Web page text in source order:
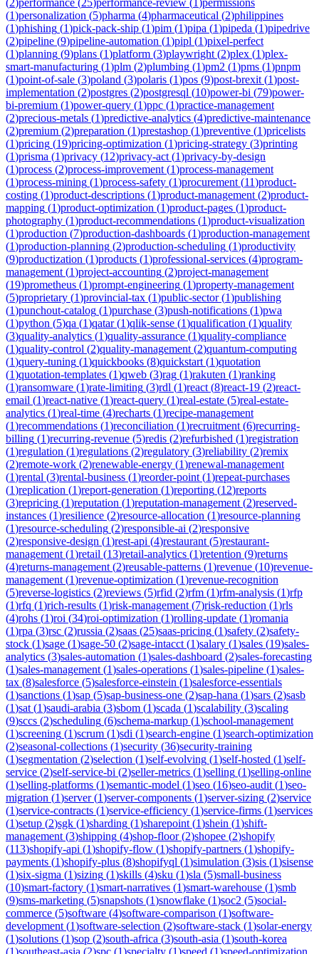
(1)personalization (5)pharma (4)pharmaceutical (2)philippines
(1)phishing (1)pick-pack-ship (1)pim (1)pipa (1)pipeda (1)pipedrive
(2)pipeline (9)pipeline-automation (1)pipl (1)pixel-perfect
(1)planning (9)plans (1)platform (3)playwright (2)plex (1)plex-
smart-manufacturing (1)plm (2)plumbing (1)pm2 (1)pms (1)pnpm
(1)point-of-sale (3)poland (3)polaris (1)pos (9)post-brexit (1)post-
implementation (2)postgres (2)postgresql (10)power-bi (79)power-
bi-premium (1)power-query (1)ppc (1)practice-management
(2)precious-metals (1)predictive-analytics (4)predictive-maintenance
(2)premium (2)preparation (1)prestashop (1)preventive (1)pricelists
(1)pricing (19)pricing-optimization (1)pricing-strategy (3)printing
(1)prisma (1)privacy (12)privacy-act (1)privacy-by-design
(1)process (2)process-improvement (1)process-management
(1)process-mining (1)process-safety (1)procurement (11)product-
costing (1)product-descriptions (1)product-management (2)product-
mapping (1)product-optimization (1)product-pages (1)product-
photography (1)product-recommendations (1)product-visualization
(1)production (7)production-dashboards (1)production-management
(1)production-planning (2)production-scheduling (1)productivity
(9)productization (1)products (1)professional-services (4)program-
management (1)project-accounting (2)project-management
(19)prometheus (1)prompt-engineering (1)property-management
(5)proprietary (1)provincial-tax (1)public-sector(1)publishing
(1)punchout-catalog (1)purchase (3)push-notifications (1)pwa
(1)python (5)qa (1)qatar(1)qlik-sense (1)qualification (1)quality
(3)quality-analytics (1)quality-assurance (1)quality-compliance
(1)quality-control (2)quality-management (2)quantum-computing
(1)query-tuning (1)quickbooks (8)quickstart (1)quotation
(1)quotation-templates (1)qweb (3)rag (1)rakuten (1)ranking
(1)ransomware (1)rate-limiting (3)rdl (1)react (8)react-19 (2)react-
email (1)react-native (1)react-query (1)real-estate (5)real-estate-
analytics (1)real-time (4)recharts (1)recipe-management
(1)recommendations (1)reconciliation (1)recruitment (6)recurring-
billing (1)recurring-revenue (5)redis (2)refurbished (1)registration
(1)regulation (1)regulations (2)regulatory (3)reliability (2)remix
(2)remote-work (2)renewable-energy (1)renewal-management
(1)rental (3)rental-business (1)reorder-point (1)repeat-purchases
(1)replication (1)report-generation (1)reporting (12)reports
(3)repricing (1)reputation (1)reputation-management (2)reserved-
instances (1)resilience (2)resource-allocation (1)resource-planning
(1)resource-scheduling (2)responsible-ai (2)responsive
(2)responsive-design (1)rest-api (4)restaurant (5)restaurant-
management (1)retail (13)retail-analytics (1)retention (9)returns
(4)returns-management (2)reusable-patterns (1)revenue (10)revenue-
management (1)revenue-optimization (1)revenue-recognition
(5)reverse-logistics (2)reviews (5)rfid (2)rfm (1)rfm-analysis (1)rfp
(1)rfq (1)rich-results (1)risk-management (7)risk-reduction (1)rls
(4)rohs (1)roi (34)roi-optimization (1)rolling-update (1)romania
(1)rpa (3)rsc (2)russia (2)saas (25)saas-pricing (1)safety (2)safety-
stock (1)sage (1)sage-50 (2)sage-intacct (1)salary (1)sales (19)sales-
analytics (3)sales-automation (1)sales-dashboard (2)sales-forecasting
(1)sales-management (1)sales-operations (1)sales-pipeline (1)sales-
tax (8)salesforce (5)salesforce-einstein (1)salesforce-essentials
(1)sanctions (1)sap (5)sap-business-one (2)sap-hana (1)sars (2)sasb
(1)sat (1)saudi-arabia (3)sbom (1)scada (1)scalability (3)scaling
(9)sccs (2)scheduling (6)schema-markup (1)school-management
(1)screening (1)scrum (1)sdi (1)search-engine (1)search-optimization
(2)seasonal-collections (1)security (36)security-training
(1)segmentation (2)selection (1)self-evolving (1)self-hosted (1)self-
service (2)self-service-bi (2)seller-metrics (1)selling (1)selling-online
(1)selling-platforms (1)semantic-model (1)seo (16)seo-audit (1)seo-
migration (1)server(1)server-components (1)server-sizing (2)service
(1)service-contracts (1)service-efficiency (1)service-firms (1)services
(1)setup (2)sgk (1)sharding (1)sharepoint (1)shein (1)shift-
management (3)shipping (4)shop-floor(2)shopee (2)shopify
(113)shopify-api (1)shopify-flow (1)shopify-partners (1)shopify-
payments (1)shopify-plus (8)shopifyql (1)simulation (3)sis (1)sisense
(1)six-sigma (1)sizing (1)skills (4)sku (1)sla (5)small-business
(10)smart-factory (1)smart-narratives (1)smart-warehouse (1)smb
(9)sms-marketing (5)snapshots (1)snowflake (1)soc2 (5)social-
commerce (5)software (4)software-comparison (1)software-
development (1)software-selection (2)software-stack (1)solar-energy
(1)solutions (1)sop (2)south-africa (3)south-asia (1)south-korea
(1)southeast-asia (2)spc (1)specialty (1)speed (1)speed-optimization